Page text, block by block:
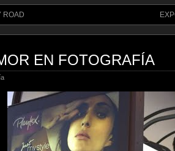
ROAD
EN FOTOGRAFÍA